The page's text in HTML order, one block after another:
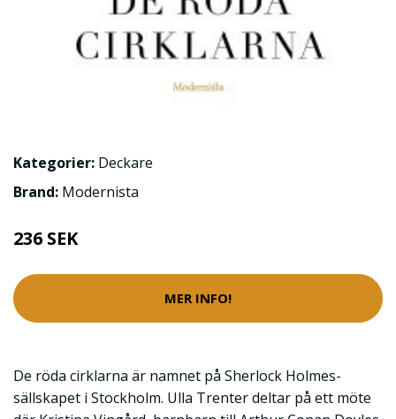
Kategorier: Deckare
Brand: Modernista
236 SEK
MER INFO!
De röda cirklarna är namnet på Sherlock Holmes-
sällskapet i Stockholm. Ulla Trenter deltar på ett möte